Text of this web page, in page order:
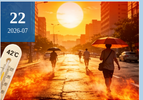
症哮
塞、
性心衰
22
2026-07